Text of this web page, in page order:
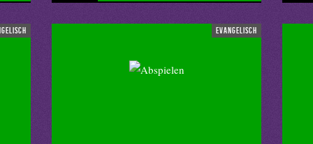
evangelisch